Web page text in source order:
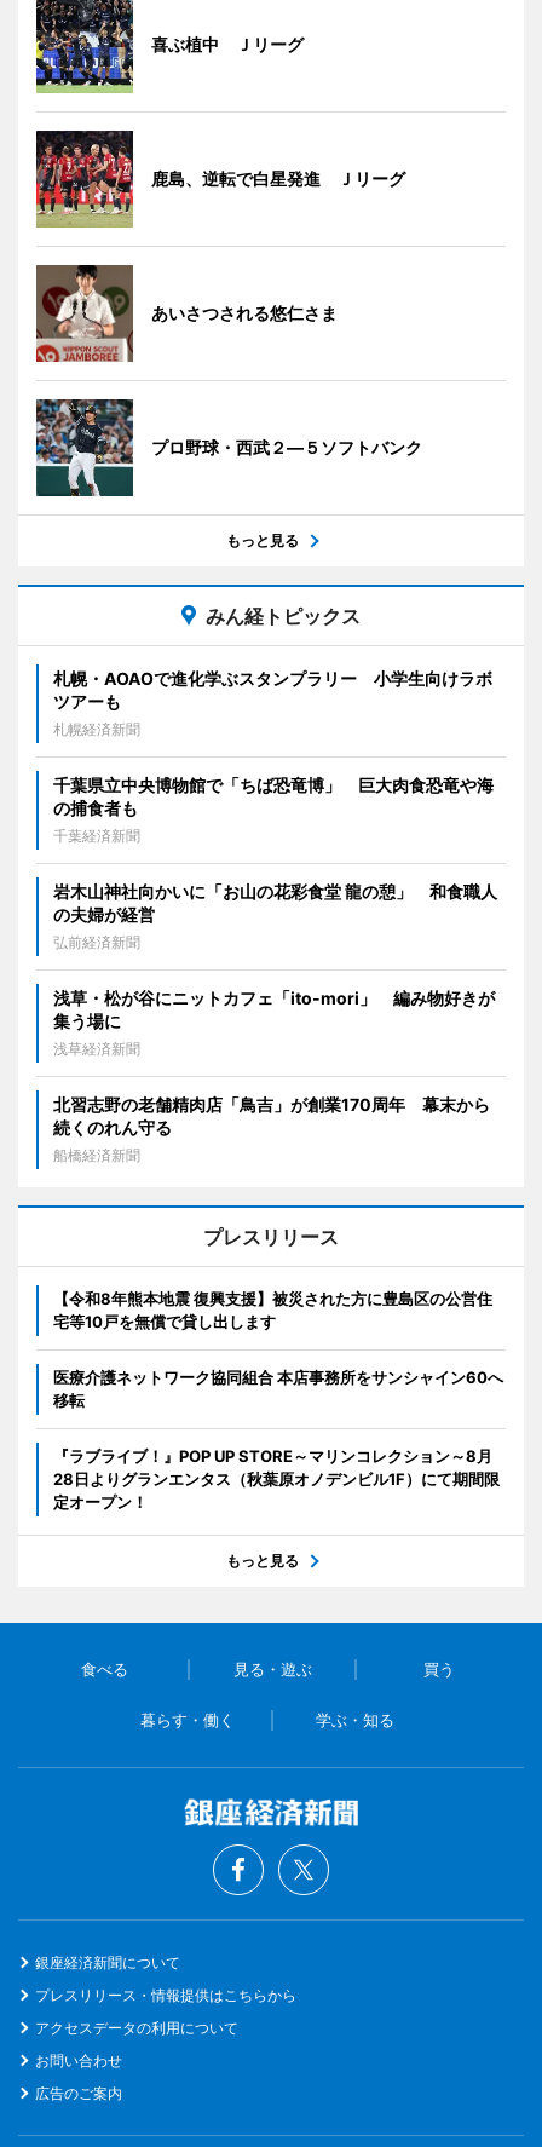
喜ぶ植中 Ｊリーグ
鹿島、逆転で白星発進 Ｊリーグ
あいさつされる悠仁さま
プロ野球・西武２―５ソフトバンク
もっと見る
みん経トピックス
札幌・AOAOで進化学ぶスタンプラリー 小学生向けラボ
ツアーも
札幌経済新聞
千葉県立中央博物館で「ちば恐竜博」 巨大肉食恐竜や海
の捕食者も
千葉経済新聞
岩木山神社向かいに「お山の花彩食堂 龍の憩」 和食職人
の夫婦が経営
弘前経済新聞
浅草・松が谷にニットカフェ「ito-mori」 編み物好きが
集う場に
浅草経済新聞
北習志野の老舗精肉店「鳥吉」が創業170周年 幕末から
続くのれん守る
船橋経済新聞
プレスリリース
【令和8年熊本地震 復興支援】被災された方に豊島区の公営住
宅等10戸を無償で貸し出します
医療介護ネットワーク協同組合 本店事務所をサンシャイン60へ
移転
『ラブライブ！』POP UP STORE～マリンコレクション～8月
28日よりグランエンタス（秋葉原オノデンビル1F）にて期間限
定オープン！
もっと見る
食べる 見る・遊ぶ 買う
暮らす・働く 学ぶ・知る
銀座経済新聞について
プレスリリース・情報提供はこちらから
アクセスデータの利用について
お問い合わせ
広告のご案内